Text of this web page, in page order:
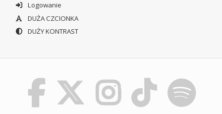
Logowanie
DUŻA CZCIONKA
DUŻY KONTRAST